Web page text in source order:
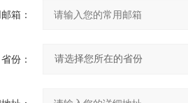
箱：
省份：